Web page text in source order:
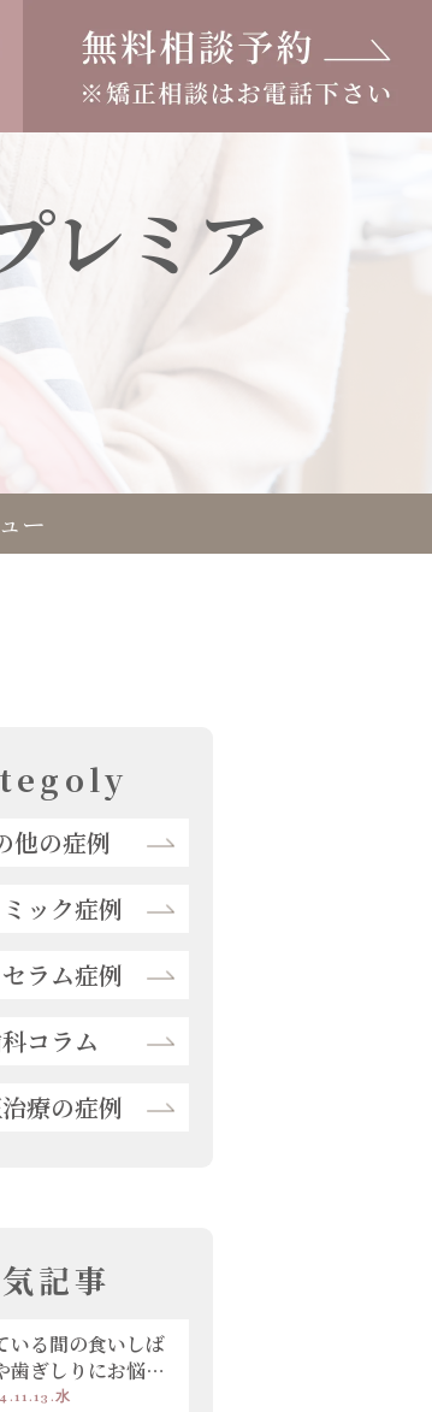
レミア
ー
他の症例
ック症例
ラム症例
コラム
療の症例
記事
いる間の食いしば
歯ぎしりにお悩み
へ
水